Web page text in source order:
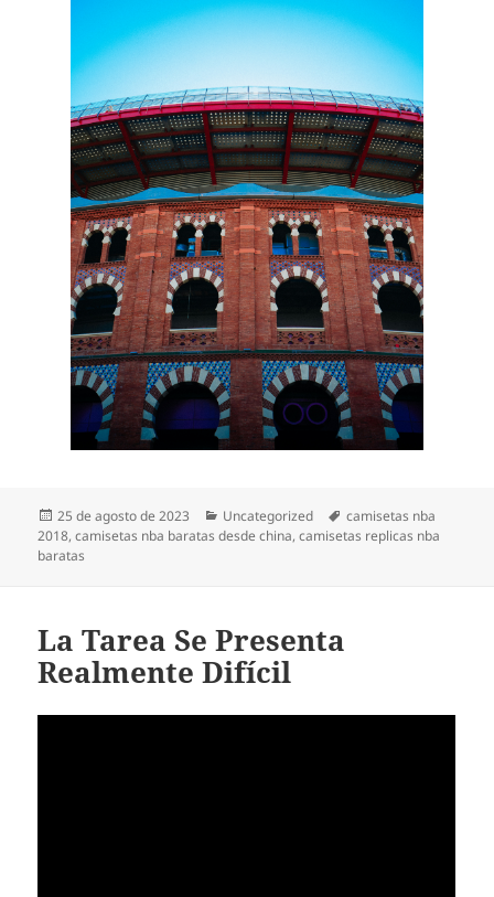
Publicado
el
25 de agosto de 2023 Categorías
Uncategorized Etiquetas
camisetas nba
2018,camisetas nba baratas desde china,camisetas replicas nba
baratas
La Tarea Se Presenta
Realmente Difícil